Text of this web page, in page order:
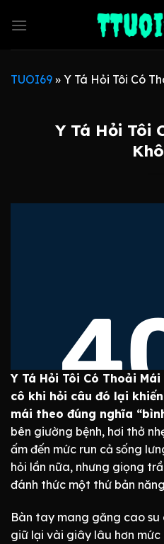
TUOI69 » Y Tá Hỏi Tôi Có
Y Tá Hỏi Tôi
Y Tá Hỏi Tôi Có Thoải
cô khi hỏi câu đó lại
mái theo đúng nghĩa
bên giường bệnh, hơi thở
ấm đến mức run cả sống
hỏi lần nữa, nhưng giọng
đánh thức một thứ bản
Bàn tay mang găng cao
giữ lại vài giây lâu hơn mức